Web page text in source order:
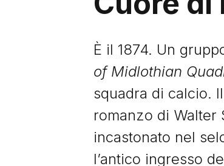
È il 1874. Un
of Midlothian
squadra di calcio.
romanzo di Walter
incastonato nel
l’antico ingresso